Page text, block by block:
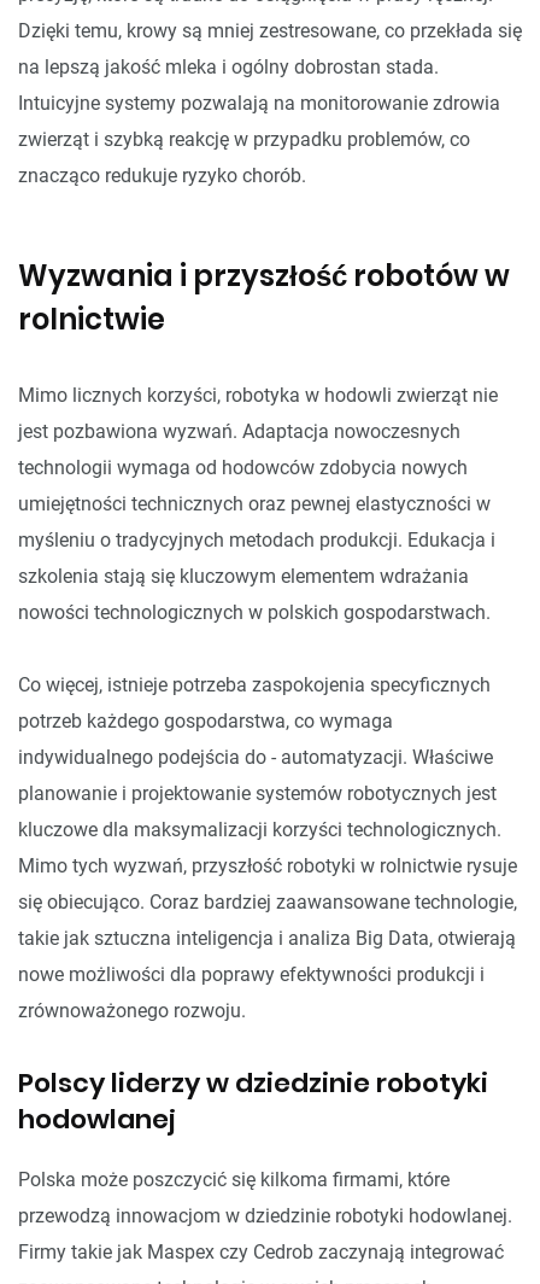
Dzięki temu, krowy są mniej zestresowane, co przekłada się
na lepszą jakość mleka i ogólny dobrostan stada.
Intuicyjne systemy pozwalają na monitorowanie zdrowia
zwierząt i szybką reakcję w przypadku problemów, co
znacząco redukuje ryzyko chorób.
Wyzwania i przyszłość robotów w
rolnictwie
Mimo licznych korzyści, robotyka w hodowli zwierząt nie
jest pozbawiona wyzwań. Adaptacja nowoczesnych
technologii wymaga od hodowców zdobycia nowych
umiejętności technicznych oraz pewnej elastyczności w
myśleniu o tradycyjnych metodach produkcji. Edukacja i
szkolenia stają się kluczowym elementem wdrażania
nowości technologicznych w polskich gospodarstwach.
Co więcej, istnieje potrzeba zaspokojenia specyficznych
potrzeb każdego gospodarstwa, co wymaga
indywidualnego podejścia do - automatyzacji. Właściwe
planowanie i projektowanie systemów robotycznych jest
kluczowe dla maksymalizacji korzyści technologicznych.
Mimo tych wyzwań, przyszłość robotyki w rolnictwie rysuje
się obiecująco. Coraz bardziej zaawansowane technologie,
takie jak sztuczna inteligencja i analiza Big Data, otwierają
nowe możliwości dla poprawy efektywności produkcji i
zrównoważonego rozwoju.
Polscy liderzy w dziedzinie robotyki
hodowlanej
Polska może poszczycić się kilkoma firmami, które
przewodzą innowacjom w dziedzinie robotyki hodowlanej.
Firmy takie jak Maspex czy Cedrob zaczynają integrować